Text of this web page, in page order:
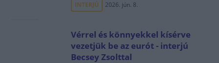
INTERJÚ 2026. jún. 8.
Vérrel és könnyekkel kísérve
vezetjük be az eurót - interjú
Becsey Zsolttal